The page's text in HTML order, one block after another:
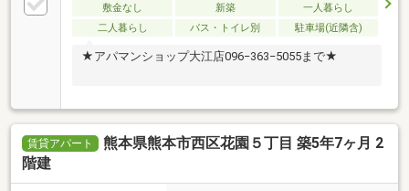
敷金なし 新築
一人暮らし
二人暮らし
バス・トイレ別 駐車場(近隣含)
★アパマンショップ大江店096−363−5055まで★
賃貸アパート
熊本県熊本市西区花園５丁目 築5年7ヶ月 2
階建